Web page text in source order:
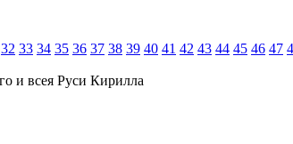
32 33 34 35 36 37 38 39 40 41 42 43 44 45 46 47
и всея Руси Кирилла